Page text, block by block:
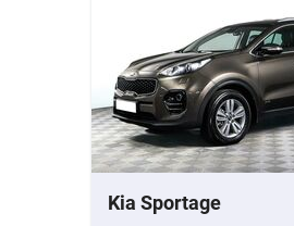
Kia Sportage